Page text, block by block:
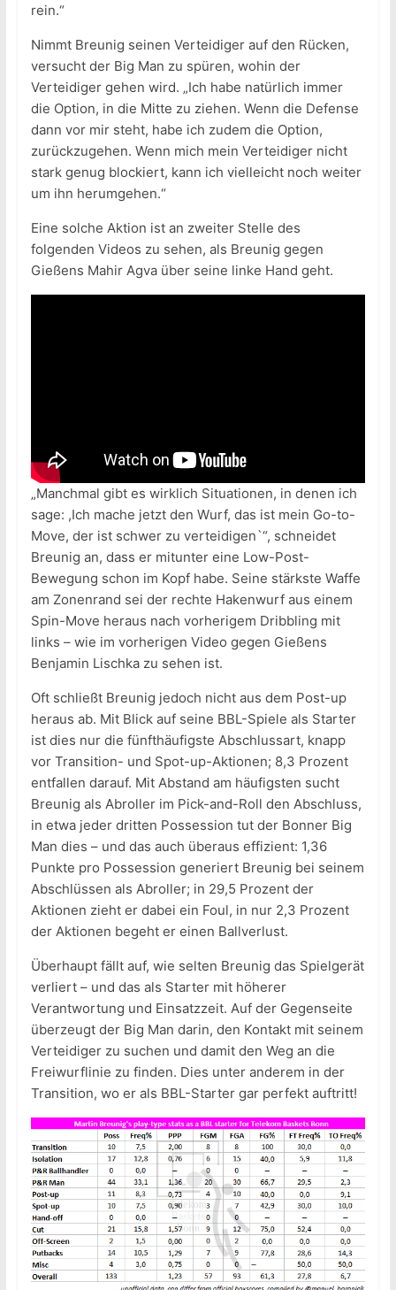
rein.“
Nimmt Breunig seinen Verteidiger auf den Rücken,
versucht der Big Man zu spüren, wohin der
Verteidiger gehen wird. „Ich habe natürlich immer
die Option, in die Mitte zu ziehen. Wenn die Defense
dann vor mir steht, habe ich zudem die Option,
zurückzugehen. Wenn mich mein Verteidiger nicht
stark genug blockiert, kann ich vielleicht noch weiter
um ihn herumgehen.“
Eine solche Aktion ist an zweiter Stelle des
folgenden Videos zu sehen, als Breunig gegen
Gießens Mahir Agva über seine linke Hand geht.
„Manchmal gibt es wirklich Situationen, in denen ich
sage: ,Ich mache jetzt den Wurf, das ist mein Go-to-
Move, der ist schwer zu verteidigen`“, schneidet
Breunig an, dass er mitunter eine Low-Post-
Bewegung schon im Kopf habe. Seine stärkste Waffe
am Zonenrand sei der rechte Hakenwurf aus einem
Spin-Move heraus nach vorherigem Dribbling mit
links – wie im vorherigen Video gegen Gießens
Benjamin Lischka zu sehen ist.
Oft schließt Breunig jedoch nicht aus dem Post-up
heraus ab. Mit Blick auf seine BBL-Spiele als Starter
ist dies nur die fünfthäufigste Abschlussart, knapp
vor Transition- und Spot-up-Aktionen; 8,3 Prozent
entfallen darauf. Mit Abstand am häufigsten sucht
Breunig als Abroller im Pick-and-Roll den Abschluss,
in etwa jeder dritten Possession tut der Bonner Big
Man dies – und das auch überaus effizient: 1,36
Punkte pro Possession generiert Breunig bei seinem
Abschlüssen als Abroller; in 29,5 Prozent der
Aktionen zieht er dabei ein Foul, in nur 2,3 Prozent
der Aktionen begeht er einen Ballverlust.
Überhaupt fällt auf, wie selten Breunig das Spielgerät
verliert – und das als Starter mit höherer
Verantwortung und Einsatzzeit. Auf der Gegenseite
überzeugt der Big Man darin, den Kontakt mit seinem
Verteidiger zu suchen und damit den Weg an die
Freiwurflinie zu finden. Dies unter anderem in der
Transition, wo er als BBL-Starter gar perfekt auftritt!